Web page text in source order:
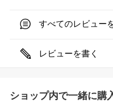
すべてのレビュー
レビューを書く
ショップ内で一緒に購